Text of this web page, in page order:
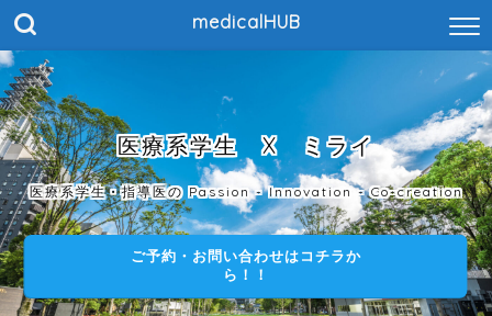
medicalHUB
医療系学生 X ミライ
医療系学生・指導医の Passion - Innovation - Co-creation
ご予約・お問い合わせはコチラか
ら！！